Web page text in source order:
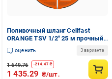
Поливочный шланг Cellfast
ORANGE TSV 1/2" 25 м прочный/
износостойкий/легкий и гибкий
для ежедневного полива
оценить 3 варианта
1 649.76 -214.47₴
1 435.29 ₴/шт.